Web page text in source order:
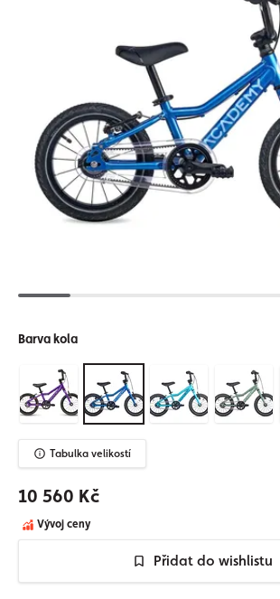
Barva kola
Tabulka velikostí
10 560 Kč
Vývoj ceny
Přidat do wishlistu